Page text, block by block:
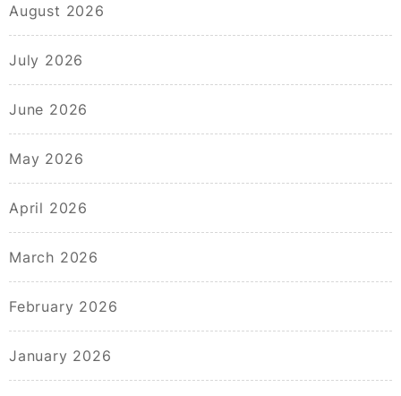
August 2026
July 2026
June 2026
May 2026
April 2026
March 2026
February 2026
January 2026